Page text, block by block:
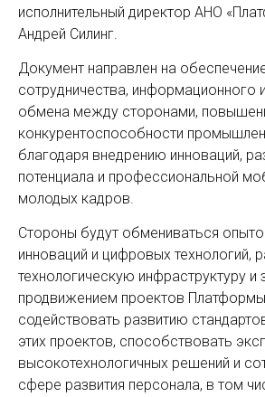
исполнительный директор АНО
Андрей Силинг.
Документ направлен на
сотрудничества, информационного
обмена между сторонами,
конкурентоспособности
благодаря внедрению инноваций,
потенциала и профессиональной
молодых кадров.
Стороны будут обмениваться
инноваций и цифровых технологий,
технологическую инфраструктуру и
продвижением проектов
содействовать развитию
этих проектов, способствовать
высокотехнологичных решений и
сфере развития персонала, в том